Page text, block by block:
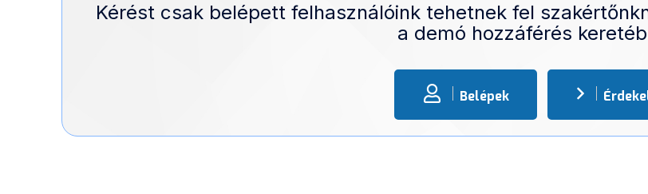
Kérést csak belépett felhasználóink tehetnek fel
a demó hozzáférés
Belépek